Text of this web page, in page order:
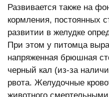
Развивается также на
кормления, постоянных
развитии в желудке
При этом у питомца
напряженная брюшная
черный кал (из-за
рвота. Желудочные